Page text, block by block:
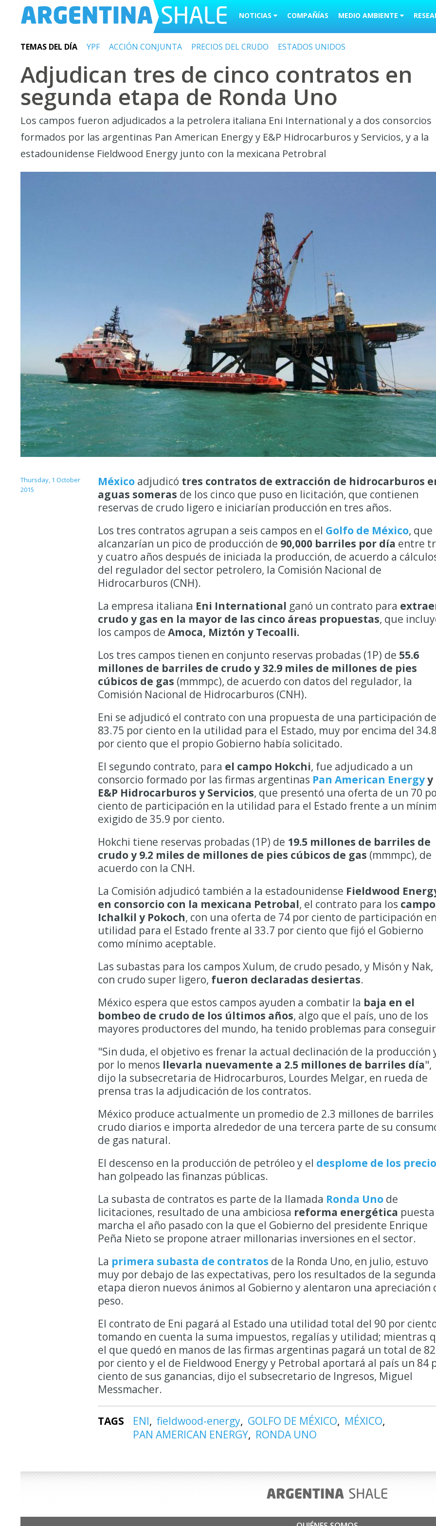
NOTICIAS COMPAÑÍAS MEDIO AMBIENTE
TEMAS DEL DÍA YPF ACCIÓN CONJUNTA PRECIOS DEL CRUDO ESTADOS UNIDOS
Adjudican tres de cinco contratos en
segunda etapa de Ronda Uno
Los campos fueron adjudicados a la petrolera italiana Eni International y a dos consorcios
formados por las argentinas Pan American Energy y E&P Hidrocarburos y Servicios, y a la
estadounidense Fieldwood Energy junto con la mexicana Petrobral
Thursday, 1 October
2015
México adjudicó tres contratos de extracción de hidrocarburos
aguas someras de los cinco que puso en licitación, que contienen
reservas de crudo ligero e iniciarían producción en tres años.
Los tres contratos agrupan a seis campos en el Golfo de México, que
alcanzarían un pico de producción de 90,000 barriles por día entre
y cuatro años después de iniciada la producción, de acuerdo a
del regulador del sector petrolero, la Comisión Nacional de
Hidrocarburos (CNH).
La empresa italiana Eni International ganó un contrato para
crudo y gas en la mayor de las cinco áreas propuestas, que
los campos de Amoca, Miztón y Tecoalli.
Los tres campos tienen en conjunto reservas probadas (1P) de 55.6
millones de barriles de crudo y 32.9 miles de millones de pies
cúbicos de gas (mmmpc), de acuerdo con datos del regulador, la
Comisión Nacional de Hidrocarburos (CNH).
Eni se adjudicó el contrato con una propuesta de una participación
83.75 por ciento en la utilidad para el Estado, muy por encima del 34.8
por ciento que el propio Gobierno había solicitado.
El segundo contrato, para el campo Hokchi, fue adjudicado a un
consorcio formado por las firmas argentinas Pan American Energyy
E&P Hidrocarburos y Servicios, que presentó una oferta de un 70
ciento de participación en la utilidad para el Estado frente a un
exigido de 35.9 por ciento.
Hokchi tiene reservas probadas (1P) de 19.5 millones de barriles de
crudo y 9.2 miles de millones de pies cúbicos de gas (mmmpc), de
acuerdo con la CNH.
La Comisión adjudicó también a la estadounidense Fieldwood
en consorcio con la mexicana Petrobal, el contrato para los
Ichalkil y Pokoch, con una oferta de 74 por ciento de participación
utilidad para el Estado frente al 33.7 por ciento que fijó el Gobierno
como mínimo aceptable.
Las subastas para los campos Xulum, de crudo pesado, y Misón y Nak,
con crudo super ligero, fueron declaradas desiertas.
México espera que estos campos ayuden a combatir la baja en el
bombeo de crudo de los últimos años, algo que el país, uno de los
mayores productores del mundo, ha tenido problemas para
"Sin duda, el objetivo es frenar la actual declinación de la producción
por lo menos llevarla nuevamente a 2.5 millones de barriles día",
dijo la subsecretaria de Hidrocarburos, Lourdes Melgar, en rueda de
prensa tras la adjudicación de los contratos.
México produce actualmente un promedio de 2.3 millones de barriles
crudo diarios e importa alrededor de una tercera parte de su
de gas natural.
El descenso en la producción de petróleo y el desplome de los
han golpeado las finanzas públicas.
La subasta de contratos es parte de la llamada Ronda Uno de
licitaciones, resultado de una ambiciosa reforma energética
marcha el año pasado con la que el Gobierno del presidente Enrique
Peña Nieto se propone atraer millonarias inversiones en el sector.
La primera subasta de contratos de la Ronda Uno, en julio, estuvo
muy por debajo de las expectativas, pero los resultados de la segunda
etapa dieron nuevos ánimos al Gobierno y alentaron una apreciación
peso.
El contrato de Eni pagará al Estado una utilidad total del 90 por
tomando en cuenta la suma impuestos, regalías y utilidad; mientras
el que quedó en manos de las firmas argentinas pagará un total de 82
por ciento y el de Fieldwood Energy y Petrobal aportará al país un 84
ciento de sus ganancias, dijo el subsecretario de Ingresos, Miguel
Messmacher.
TAGS ENI fieldwood-energy GOLFO DE MÉXICO
MÉXICO
PAN AMERICAN ENERGY
RONDA UNO